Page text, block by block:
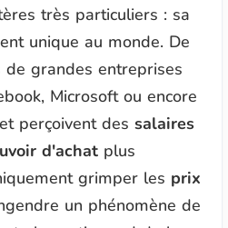
très particuliers : sa
unique au monde. De
grandes entreprises
Microsoft ou encore
perçoivent des salaires
d'achatplus
grimper les prix
un phénomène de